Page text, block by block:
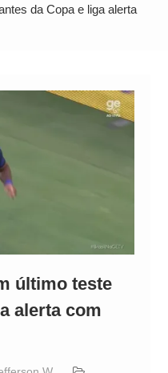
da Copa e liga alerta
último teste
alerta com